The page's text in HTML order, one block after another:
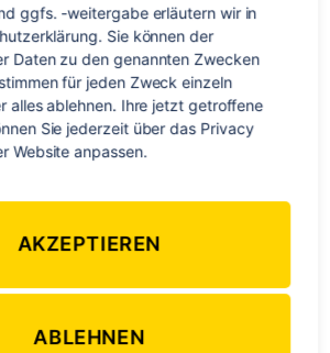
Braun Veröffentlichungsdatum
14. März 2015
Keine Kommentarezu
Sportliche
und
kulinarische
und
Methven
ggfs. -weitergabe erläutern wir in
Sie können der
Daten zu den genannten Zwecken
für jeden Zweck einzeln
alles ablehnen. Ihre jetzt getroffene
Sie jederzeit über das Privacy
Website anpassen.
AKZEPTIEREN
ABLEHNEN